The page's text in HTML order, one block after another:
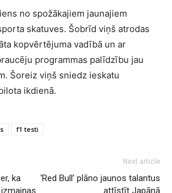
no spožākajiem jaunajiem
skatuves. Šobrīd viņš atrodas
kopvērtējuma vadībā un ar
programmas palīdzību jau
Šoreiz viņš sniedz ieskatu
ikdienā.
f1 testi
ka
Next article
‘Red Bull’ plāno jaunos talantus
attīstīt Japānā